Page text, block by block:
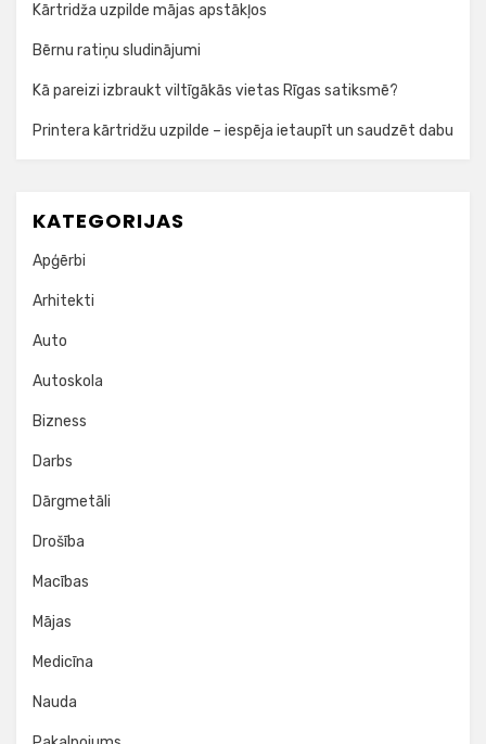
Kārtridža uzpilde mājas apstākļos
Bērnu ratiņu sludinājumi
Kā pareizi izbraukt viltīgākās vietas Rīgas satiksmē?
Printera kārtridžu uzpilde – iespēja ietaupīt un saudzēt dabu
KATEGORIJAS
Apģērbi
Arhitekti
Auto
Autoskola
Bizness
Darbs
Dārgmetāli
Drošība
Macības
Mājas
Medicīna
Nauda